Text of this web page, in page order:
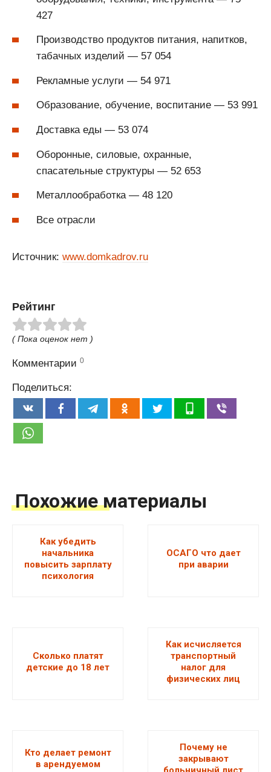
427
Производство продуктов питания, напитков,
табачных изделий — 57 054
Рекламные услуги — 54 971
Образование, обучение, воспитание — 53 991
Доставка еды — 53 074
Оборонные, силовые, охранные,
спасательные структуры — 52 653
Металлообработка — 48 120
Все отрасли
Источник: www.domkadrov.ru
Рейтинг
( Пока оценок нет )
Комментарии 0
Поделиться:
Похожие материалы
Как убедить
начальника
повысить зарплату
психология
ОСАГО что дает
при аварии
Сколько платят
детские до 18 лет
Как исчисляется
транспортный
налог для
физических лиц
Кто делает ремонт
в арендуемом
Почему не
закрывают